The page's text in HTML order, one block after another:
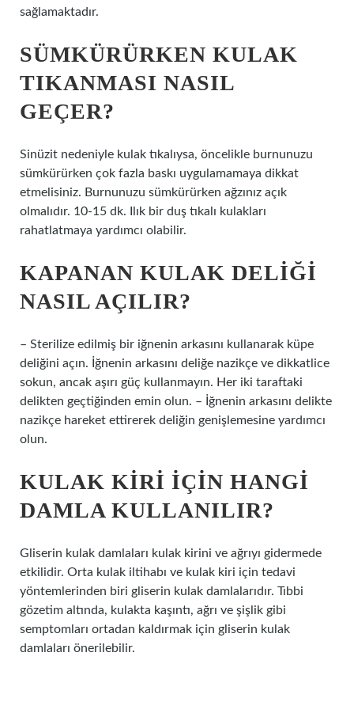
sağlamaktadır.
SÜMKÜRÜRKEN KULAK
TIKANMASI NASIL
GEÇER?
Sinüzit nedeniyle kulak tıkalıysa, öncelikle burnunuzu
sümkürürken çok fazla baskı uygulamamaya dikkat
etmelisiniz. Burnunuzu sümkürürken ağzınız açık
olmalıdır. 10-15 dk. Ilık bir duş tıkalı kulakları
rahatlatmaya yardımcı olabilir.
KAPANAN KULAK DELIĞI
NASIL AÇILIR?
– Sterilize edilmiş bir iğnenin arkasını kullanarak küpe
deliğini açın. İğnenin arkasını deliğe nazikçe ve dikkatlice
sokun, ancak aşırı güç kullanmayın. Her iki taraftaki
delikten geçtiğinden emin olun. – İğnenin arkasını delikte
nazikçe hareket ettirerek deliğin genişlemesine yardımcı
olun.
KULAK KIRI IÇIN HANGI
DAMLA KULLANILIR?
Gliserin kulak damlaları kulak kirini ve ağrıyı gidermede
etkilidir. Orta kulak iltihabı ve kulak kiri için tedavi
yöntemlerinden biri gliserin kulak damlalarıdır. Tıbbi
gözetim altında, kulakta kaşıntı, ağrı ve şişlik gibi
semptomları ortadan kaldırmak için gliserin kulak
damlaları önerilebilir.